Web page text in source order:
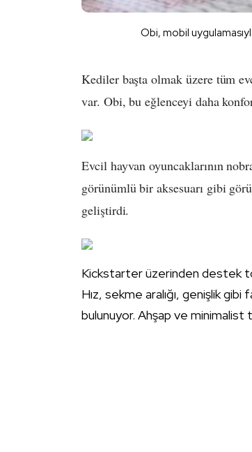
Obi, mobil
Kediler başta olmak üzere tüm
var. Obi, bu eğlenceyi daha
Evcil hayvan oyuncaklarının
görünümlü bir aksesuarı gibi
geliştirdi.
Kickstarterüzerinden destek
Hız, sekme aralığı, genişlik
bulunuyor. Ahşap ve minimalist